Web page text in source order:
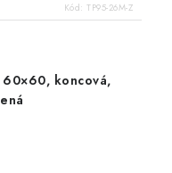
Kód: TP95-26M-Z
koncová,